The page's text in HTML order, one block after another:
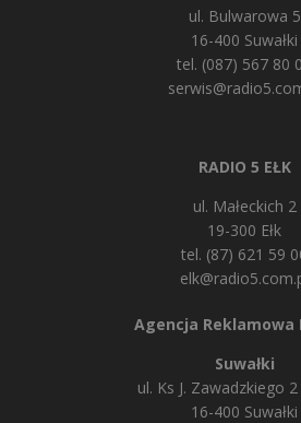
ul. Bulwarowa 5
16-400 Suwałki
tel. (087) 567 80
RADIO 5 EŁK
ul. Małeckich 2
19-300 Ełk
tel. (87) 621 59
Agencja Reklamowa
Suwałki
ul. Ks J. Zawadzkiego
16-400 Suwałki